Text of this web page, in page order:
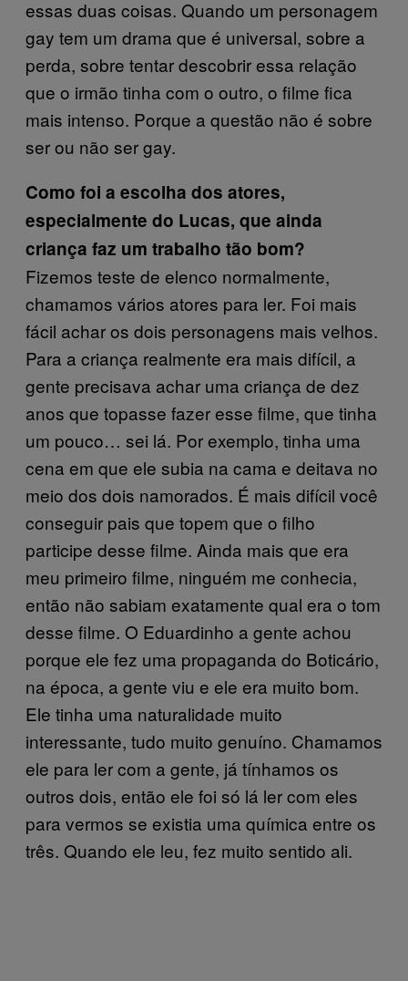
essas duas coisas. Quando um personagem
gay tem um drama que é universal, sobre a
perda, sobre tentar descobrir essa relação
que o irmão tinha com o outro, o filme fica
mais intenso. Porque a questão não é sobre
ser ou não ser gay.
Como foi a escolha dos atores,
especialmente do Lucas, que ainda
criança faz um trabalho tão bom?
Fizemos teste de elenco normalmente,
chamamos vários atores para ler. Foi mais
fácil achar os dois personagens mais velhos.
Para a criança realmente era mais difícil, a
gente precisava achar uma criança de dez
anos que topasse fazer esse filme, que tinha
um pouco… sei lá. Por exemplo, tinha uma
cena em que ele subia na cama e deitava no
meio dos dois namorados. É mais difícil você
conseguir pais que topem que o filho
participe desse filme. Ainda mais que era
meu primeiro filme, ninguém me conhecia,
então não sabiam exatamente qual era o tom
desse filme. O Eduardinho a gente achou
porque ele fez uma propaganda do Boticário,
na época, a gente viu e ele era muito bom.
Ele tinha uma naturalidade muito
interessante, tudo muito genuíno. Chamamos
ele para ler com a gente, já tínhamos os
outros dois, então ele foi só lá ler com eles
para vermos se existia uma química entre os
três. Quando ele leu, fez muito sentido ali.